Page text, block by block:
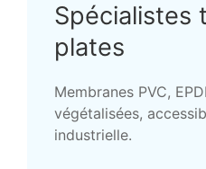
Spécialistes
plates
Membranes PVC,
végétalisées,
industrielle.